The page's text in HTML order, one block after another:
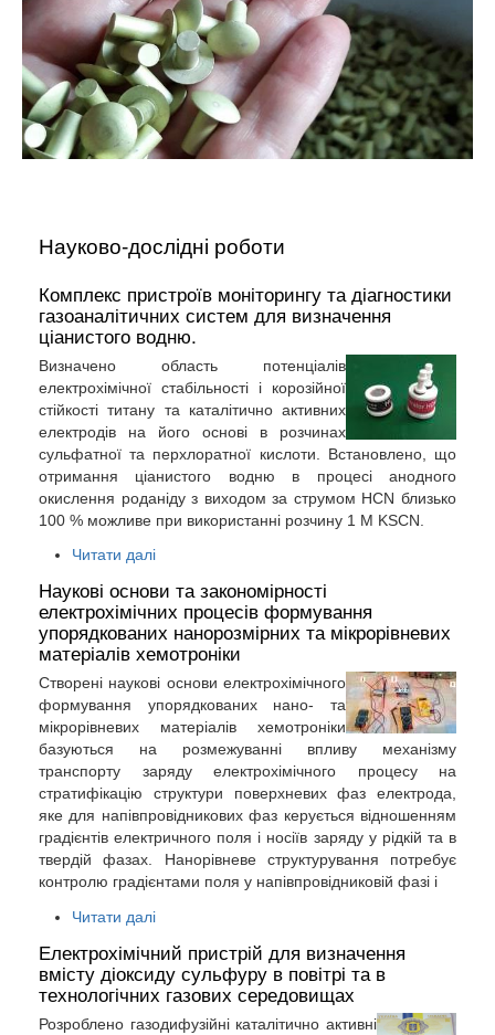
Науково-дослідні роботи
Комплекс пристроїв моніторингу та діагностики
газоаналітичних систем для визначення
ціанистого водню.
Визначено область потенціалів
електрохімічної стабільності і корозійної
стійкості титану та каталітично активних
електродів на його основі в розчинах
сульфатної та перхлоратної кислоти. Встановлено, що
отримання ціанистого водню в процесі анодного
окислення роданіду з виходом за струмом HCN близько
100 % можливе при використанні розчину 1 М KSCN.
Читати далі
Наукові основи та закономірності
електрохімічних процесів формування
упорядкованих нанорозмірних та мікрорівневих
матеріалів хемотроніки
Створені наукові основи електрохімічного
формування упорядкованих нано- та
мікрорівневих матеріалів хемотроніки
базуються на розмежуванні впливу механізму
транспорту заряду електрохімічного процесу на
стратифікацію структури поверхневих фаз електрода,
яке для напівпровідникових фаз керується відношенням
градієнтів електричного поля і носіїв заряду у рідкій та в
твердій фазах. Нанорівневе структурування потребує
контролю градієнтами поля у напівпровідниковій фазі і
Читати далі
Електрохімічний пристрій для визначення
вмісту діоксиду сульфуру в повітрі та в
технологічних газових середовищах
Розроблено газодифузійні каталітично активні